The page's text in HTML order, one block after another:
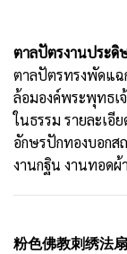
ตาลปัตรงานประดิ
ตาลปัตรทรงพัดแ
ล้อมองค์พระพุทธเ
ในธรรม รายละเอี
อักษรปักทองบอกส
งานกฐิน งานทอด
粉色佛教刺绣法